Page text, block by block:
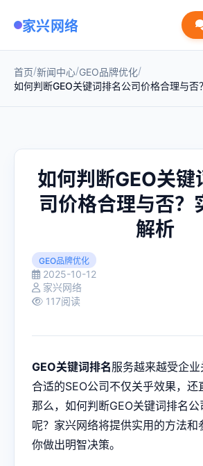
家兴网络
首页/新闻中心/GEO品牌优化/
如何判断GEO关键词排名公司价格合理与否
如何判断GEO关键
司价格合理与否？
解析
GEO品牌优化
2025-10-12
家兴网络
117阅读
GEO关键词排名服务越来越受企
合适的SEO公司不仅关乎效果，还
那么，如何判断GEO关键词排名
呢？家兴网络将提供实用的方法和
你做出明智决策。